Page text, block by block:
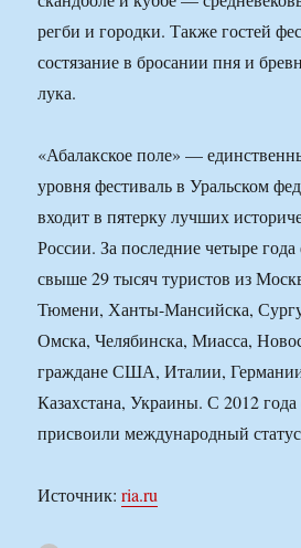
регби и городки. Также гостей
состязание в бросании пня и
лука.
«Абалакское поле» —
уровня фестиваль в Уральском
входит в пятерку лучших
России. За последние четыре
свыше 29 тысяч туристов из
Тюмени, Ханты-Мансийска,
Омска, Челябинска, Миасса,
граждане США, Италии,
Казахстана, Украины. С 2012
присвоили международный
Источник:ria.ru